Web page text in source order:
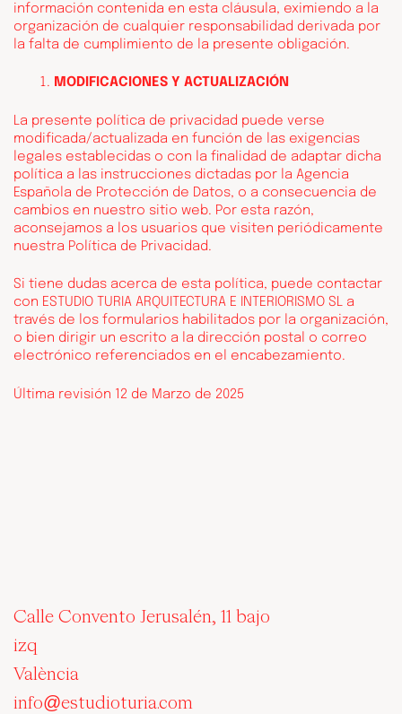
información contenida en esta cláusula, eximiendo a la
organización de cualquier responsabilidad derivada por
la falta de cumplimiento de la presente obligación.
MODIFICACIONES Y ACTUALIZACIÓN
La presente política de privacidad puede verse
modificada/actualizada en función de las exigencias
legales establecidas o con la finalidad de adaptar dicha
política a las instrucciones dictadas por la Agencia
Española de Protección de Datos, o a consecuencia de
cambios en nuestro sitio web. Por esta razón,
aconsejamos a los usuarios que visiten periódicamente
nuestra Política de Privacidad.
Si tiene dudas acerca de esta política, puede contactar
con ESTUDIO TURIA ARQUITECTURA E INTERIORISMO SL a
través de los formularios habilitados por la organización,
o bien dirigir un escrito a la dirección postal o correo
electrónico referenciados en el encabezamiento.
Última revisión 12 de Marzo de 2025
Calle Convento Jerusalén, 11 bajo
izq
València
info@estudioturia.com